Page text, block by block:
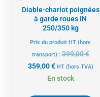
Diable-chariot poignées
à garde roues IN
250/350 kg
Prix du produit HT (hors
transport) : 399,00€
359,00€ HT (hors TVA)
En stock